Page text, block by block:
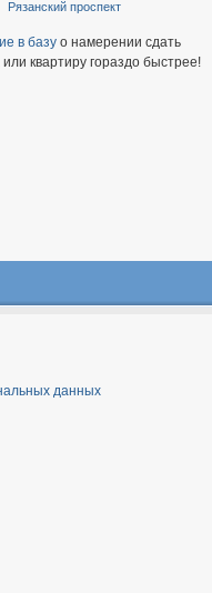
Рязанский проспект
в базу о намерении сдать
квартиру гораздо быстрее!
данных